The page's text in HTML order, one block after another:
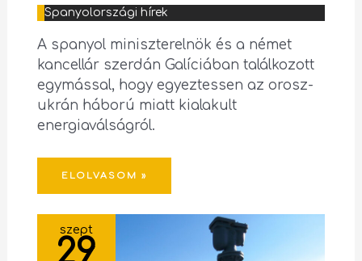
Spanyolországi hírek
A spanyol miniszterelnök és a német
kancellár szerdán Galíciában találkozott
egymással, hogy egyeztessen az orosz-
ukrán háború miatt kialakult
energiaválságról.
ELOLVASOM »
szept